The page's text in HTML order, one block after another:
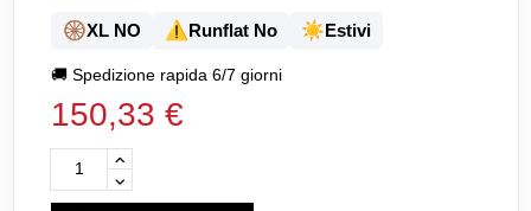
🛞XL NO ⚠️Runflat No ☀️Estivi
🚚Spedizione rapida 6/7 giorni
150,33 €